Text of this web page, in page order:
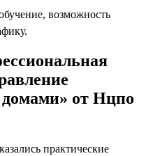
возможность
от Нцпо
практические